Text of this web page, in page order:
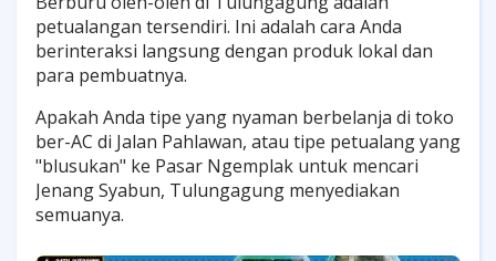
petualangan tersendiri. Ini adalah cara Anda
berinteraksi langsung dengan produk lokal dan
para pembuatnya.
Apakah Anda tipe yang nyaman berbelanja di toko
ber-AC di Jalan Pahlawan, atau tipe petualang yang
"blusukan" ke Pasar Ngemplak untuk mencari
Jenang Syabun, Tulungagung menyediakan
semuanya.